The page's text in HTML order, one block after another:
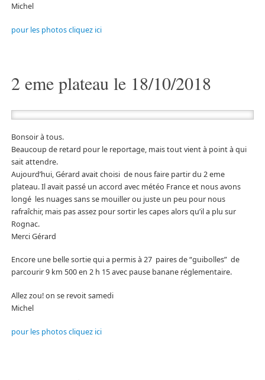
Michel
pour les photos cliquez ici
2 eme plateau le 18/10/2018
Bonsoir à tous.
Beaucoup de retard pour le reportage, mais tout vient à point à qui
sait attendre.
Aujourd’hui, Gérard avait choisi de nous faire partir du 2 eme
plateau. Il avait passé un accord avec météo France et nous avons
longé les nuages sans se mouiller ou juste un peu pour nous
rafraîchir, mais pas assez pour sortir les capes alors qu’il a plu sur
Rognac.
Merci Gérard
Encore une belle sortie qui a permis à 27 paires de “guibolles” de
parcourir 9 km 500 en 2 h 15 avec pause banane réglementaire.
Allez zou! on se revoit samedi
Michel
pour les photos cliquez ici